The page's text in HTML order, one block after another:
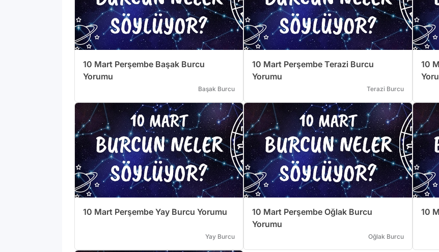
10 Mart Perşembe Başak Burcu
Yorumu
Başak Burcu
10 Mart Perşembe Terazi Burcu
Yorumu
Terazi Burcu
10
10 Mart Perşembe Yay Burcu Yorumu
Yay Burcu
10 Mart Perşembe Oğlak Burcu
Yorumu
Oğlak Burcu
10